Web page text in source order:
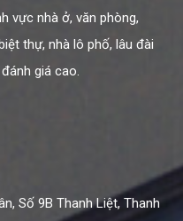
vực nhà ở, văn phòng,
thự, nhà lô phố, lâu đài
giá cao.
Số 9B Thanh Liệt, Thanh